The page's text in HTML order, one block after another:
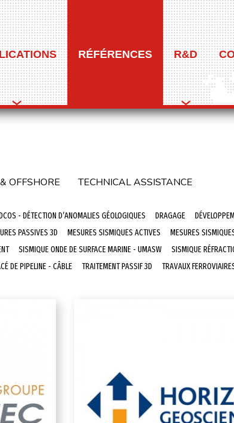
RÉFÉRENCES R&D
OFFSHORE TECHNICAL ASSISTANCE
- DÉTECTION D’ANOMALIES GÉOLOGIQUES DRAGAGE
PASSIVES 3D MESURES SISMIQUES ACTIVES
MESURES
SISMIQUE ONDE DE SURFACE MARINE - UMASW
SISMIQUE
DE PIPELINE - CÂBLE TRAITEMENT PASSIF 3D TRAVAUX